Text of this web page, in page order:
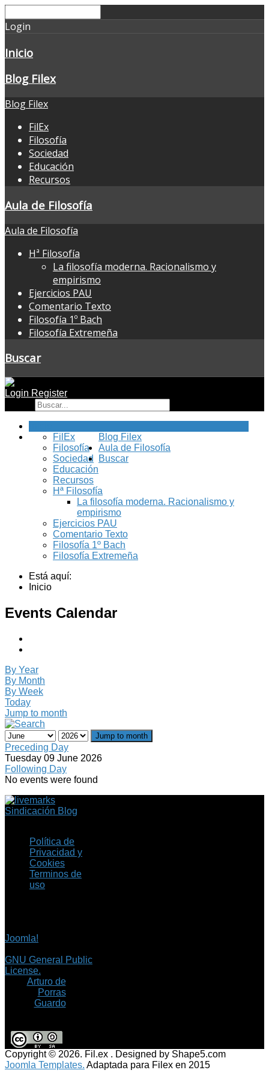
Login
Inicio
Blog Filex
Blog Filex
FilEx
Filosofía
Sociedad
Educación
Recursos
Aula de Filosofía
Aula de Filosofía
Hª Filosofía
La filosofía moderna. Racionalismo y
empirismo
Ejercicios PAU
Comentario Texto
Filosofía 1º Bach
Filosofía Extremeña
Buscar
Login Register
Blog Filex
FilEx
Filosofía
Sociedad
Educación
Recursos
Aula de Filosofía
Hª Filosofía
La filosofía moderna. Racionalismo y
empirismo
Ejercicios PAU
Comentario Texto
Filosofía 1º Bach
Filosofía Extremeña
Buscar
Está aquí:
Inicio
Events Calendar
By Year
By Month
By Week
Today
Jump to month
Jump to month
Preceding Day
Tuesday 09 June 2026
Following Day
No events were found
Sindicación Blog
Política de
Privacidad y
Cookies
Terminos de
uso
Joomla!
GNU General Public
License.
Arturo de
Porras
Guardo
Copyright © 2026. Fil.ex . Designed by Shape5.com
Joomla Templates. Adaptada para Filex en 2015